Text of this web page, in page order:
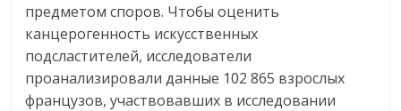
предметом споров. Чтобы оценить
канцерогенность искусственных
подсластителей, исследователи
проанализировали данные 102 865 взрослых
французов, участвовавших в исследовании